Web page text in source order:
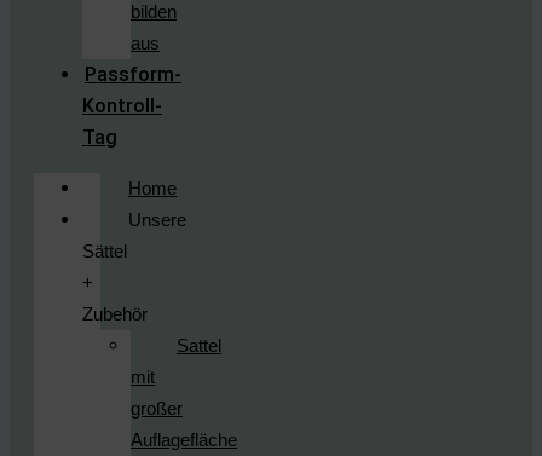
bilden
aus
Passform-
Kontroll-
Tag
Home
Unsere
Sättel
+
Zubehör
Sattel
mit
großer
Auflagefläche